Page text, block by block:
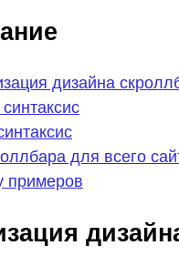
дизайна
для всего
примеров